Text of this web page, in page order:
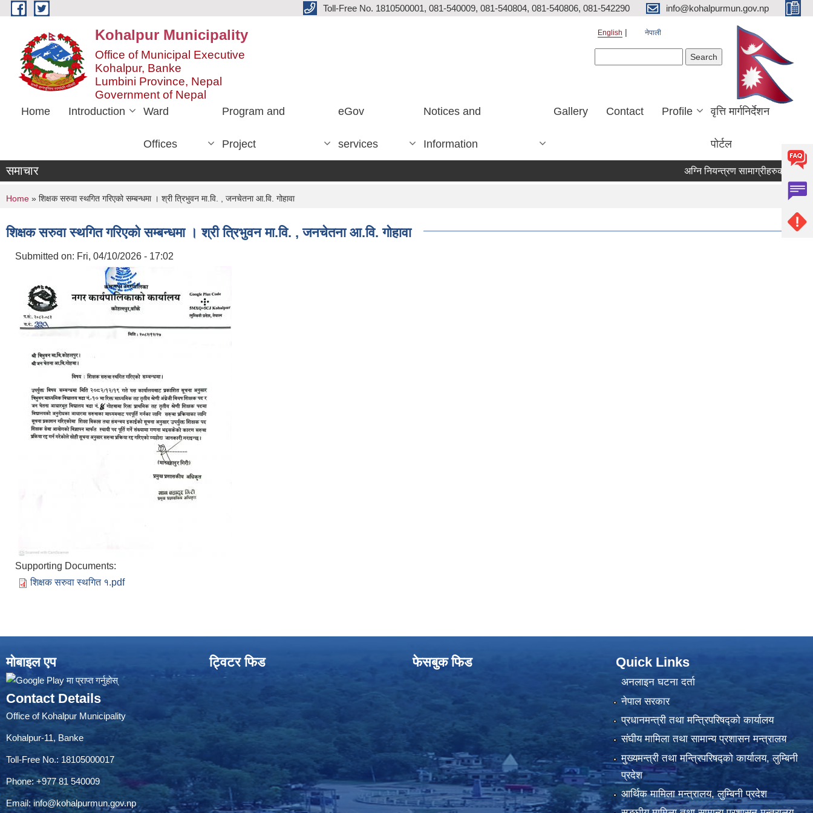
Skip to main content Toll-Free No. 1810500001, 081-540009, 081-540804, 081-540806, 081-542290 info@kohalpurmun.gov.np
Kohalpur Municipality
Office of Municipal Executive
Kohalpur, Banke
Lumbini Province, Nepal
Government of Nepal
English नेपाली
Home Introduction Ward
Offices
Program and
Project
eGov
services
Notices and
Information
Gallery Contact Profile वृत्ति मार्गनिर्देशन
पोर्टल
समाचार
You are here
Home » शिक्षक सरुवा स्थगित गरिएको सम्बन्धमा । श्री त्रिभुवन मा.वि. , जनचेतना आ.वि. गोहावा
शिक्षक सरुवा स्थगित गरिएको सम्बन्धमा । श्री त्रिभुवन मा.वि. , जनचेतना आ.वि. गोहावा
Submitted on: Fri, 04/10/2026 - 17:02
Supporting Documents:
शिक्षक सरुवा स्थगित १.pdf
मोबाइल एप
Contact Details
Office of Kohalpur Municipality
Kohalpur-11, Banke
Toll-Free No.: 18105000017
Phone: +977 81 540009
Email: info@kohalpurmun.gov.np
ट्विटर फिड फेसबुक फिड Quick Links
अनलाइन घटना दर्ता
नेपाल सरकार
प्रधानमन्त्री तथा मन्त्रिपरिषद्को कार्यालय
संघीय मामिला तथा सामान्य प्रशासन मन्त्रालय
मुख्यमन्त्री तथा मन्त्रिपरिषद्को कार्यालय, लुम्बिनी
प्रदेश
आर्थिक मामिला मन्त्रालय, लुम्बिनी प्रदेश